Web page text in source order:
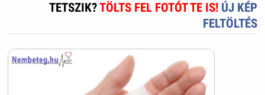
TETSZIK?TÖLTS FEL FOTÓT TE IS! ÚJ KÉP
FELTÖLTÉS